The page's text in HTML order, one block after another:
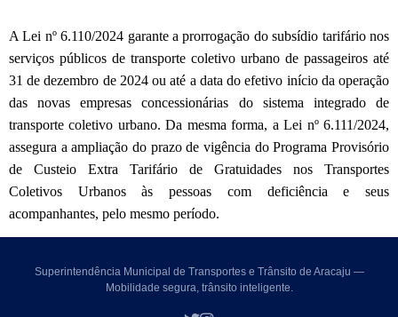
A Lei nº 6.110/2024 garante a prorrogação do subsídio tarifário nos
serviços públicos de transporte coletivo urbano de passageiros até
31 de dezembro de 2024 ou até a data do efetivo início da operação
das novas empresas concessionárias do sistema integrado de
transporte coletivo urbano. Da mesma forma, a Lei nº 6.111/2024,
assegura a ampliação do prazo de vigência do Programa Provisório
de Custeio Extra Tarifário de Gratuidades nos Transportes
Coletivos Urbanos às pessoas com deficiência e seus
acompanhantes, pelo mesmo período.
Superintendência Municipal de Transportes e Trânsito de Aracaju —
Mobilidade segura, trânsito inteligente.